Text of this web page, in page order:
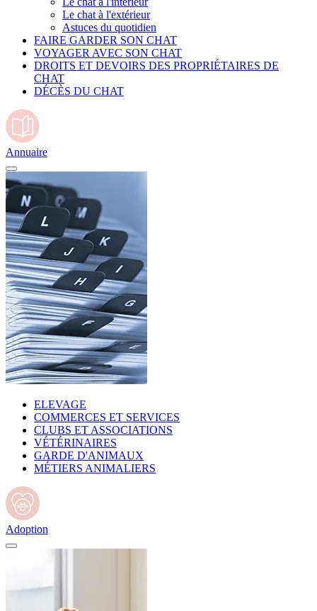
Le chat à l'extérieur
Astuces du quotidien
FAIRE GARDER SON CHAT
VOYAGER AVEC SON CHAT
DROITS ET DEVOIRS DES PROPRIÉTAIRES DE
CHAT
DÉCÈS DU CHAT
Annuaire
ELEVAGE
COMMERCES ET SERVICES
CLUBS ET ASSOCIATIONS
VÉTÉRINAIRES
GARDE D'ANIMAUX
MÉTIERS ANIMALIERS
Adoption